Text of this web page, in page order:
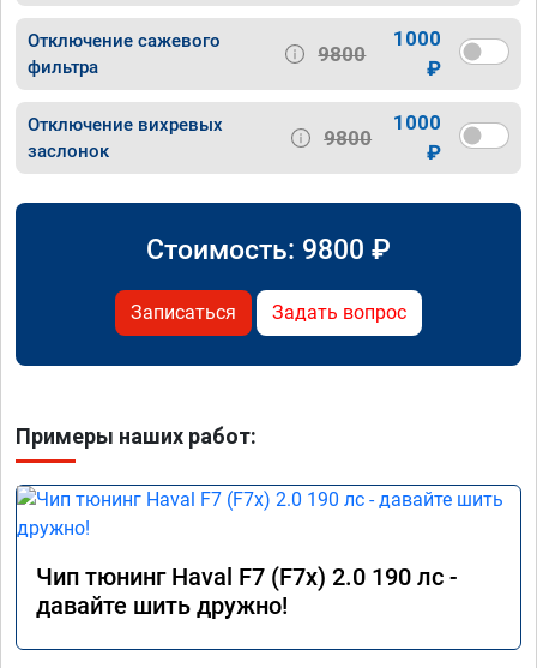
Отключение сажевого
фильтра
9800
1000
₽
Отключение вихревых
заслонок
9800
1000
₽
Стоимость: 9800 ₽
Записаться Задать вопрос
Примеры наших работ:
Чип тюнинг Haval F7 (F7x) 2.0 190 лс -
давайте шить дружно!